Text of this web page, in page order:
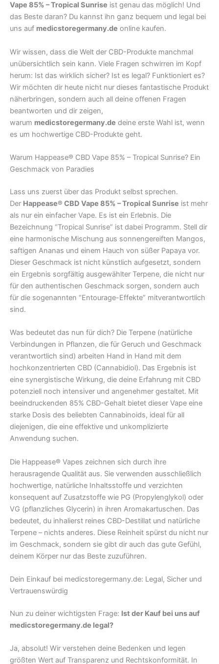
Vape 85% – Tropical Sunrise ist genau das möglich! Und
das Beste daran? Du kannst ihn ganz bequem und legal bei
uns auf medicstoregermany.de online kaufen.
Wir wissen, dass die Welt der CBD-Produkte manchmal
unübersichtlich sein kann. Viele Fragen schwirren im Kopf
herum: Ist das wirklich sicher? Ist es legal? Funktioniert es?
Wir möchten dir heute nicht nur dieses fantastische Produkt
näherbringen, sondern auch all deine offenen Fragen
beantworten und dir zeigen,
warum medicstoregermany.de deine erste Wahl ist, wenn
es um hochwertige CBD-Produkte geht.
Warum Happease® CBD Vape 85% – Tropical Sunrise? Ein
Geschmack von Paradies
Lass uns zuerst über das Produkt selbst sprechen.
Der Happease® CBD Vape 85% – Tropical Sunrise ist mehr
als nur ein einfacher Vape. Es ist ein Erlebnis. Die
Bezeichnung “Tropical Sunrise” ist dabei Programm. Stell dir
eine harmonische Mischung aus sonnengereiften Mangos,
saftigen Ananas und einem Hauch von süßer Papaya vor.
Dieser Geschmack ist nicht künstlich aufgesetzt, sondern
ein Ergebnis sorgfältig ausgewählter Terpene, die nicht nur
für den authentischen Geschmack sorgen, sondern auch
für die sogenannten “Entourage-Effekte” mitverantwortlich
sind.
Was bedeutet das nun für dich? Die Terpene (natürliche
Verbindungen in Pflanzen, die für Geruch und Geschmack
verantwortlich sind) arbeiten Hand in Hand mit dem
hochkonzentrierten CBD (Cannabidiol). Das Ergebnis ist
eine synergistische Wirkung, die deine Erfahrung mit CBD
potenziell noch intensiver und angenehmer gestaltet. Mit
beeindruckenden 85% CBD-Gehalt bietet dieser Vape eine
starke Dosis des beliebten Cannabinoids, ideal für all
diejenigen, die eine effektive und unkomplizierte
Anwendung suchen.
Die Happease® Vapes zeichnen sich durch ihre
herausragende Qualität aus. Sie verwenden ausschließlich
hochwertige, natürliche Inhaltsstoffe und verzichten
konsequent auf Zusatzstoffe wie PG (Propylenglykol) oder
VG (pflanzliches Glycerin) in ihren Aromakartuschen. Das
bedeutet, du inhalierst reines CBD-Destillat und natürliche
Terpene – nichts anderes. Diese Reinheit spürst du nicht nur
im Geschmack, sondern sie gibt dir auch das gute Gefühl,
deinem Körper nur das Beste zuzuführen.
Dein Einkauf bei medicstoregermany.de: Legal, Sicher und
Vertrauenswürdig
Nun zu deiner wichtigsten Frage: Ist der Kauf bei uns auf
medicstoregermany.de legal?
Ja, absolut! Wir verstehen deine Bedenken und legen
größten Wert auf Transparenz und Rechtskonformität. In